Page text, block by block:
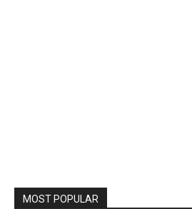
MOST POPULAR